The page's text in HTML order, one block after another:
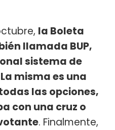
la Boleta
llamada BUP,
sistema de
misma es una
las opciones,
con una cruz o
. Finalmente,